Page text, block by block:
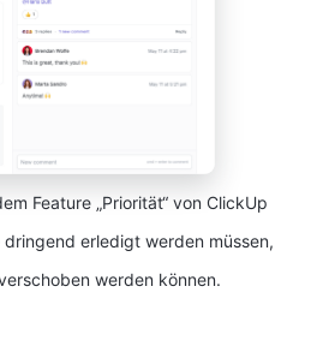
Feature „Priorität“ von ClickUp
erledigt werden müssen,
werden können.